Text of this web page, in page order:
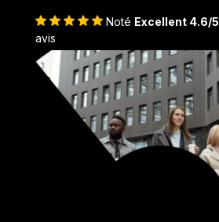
Noté Excellent 4.6/5
avis